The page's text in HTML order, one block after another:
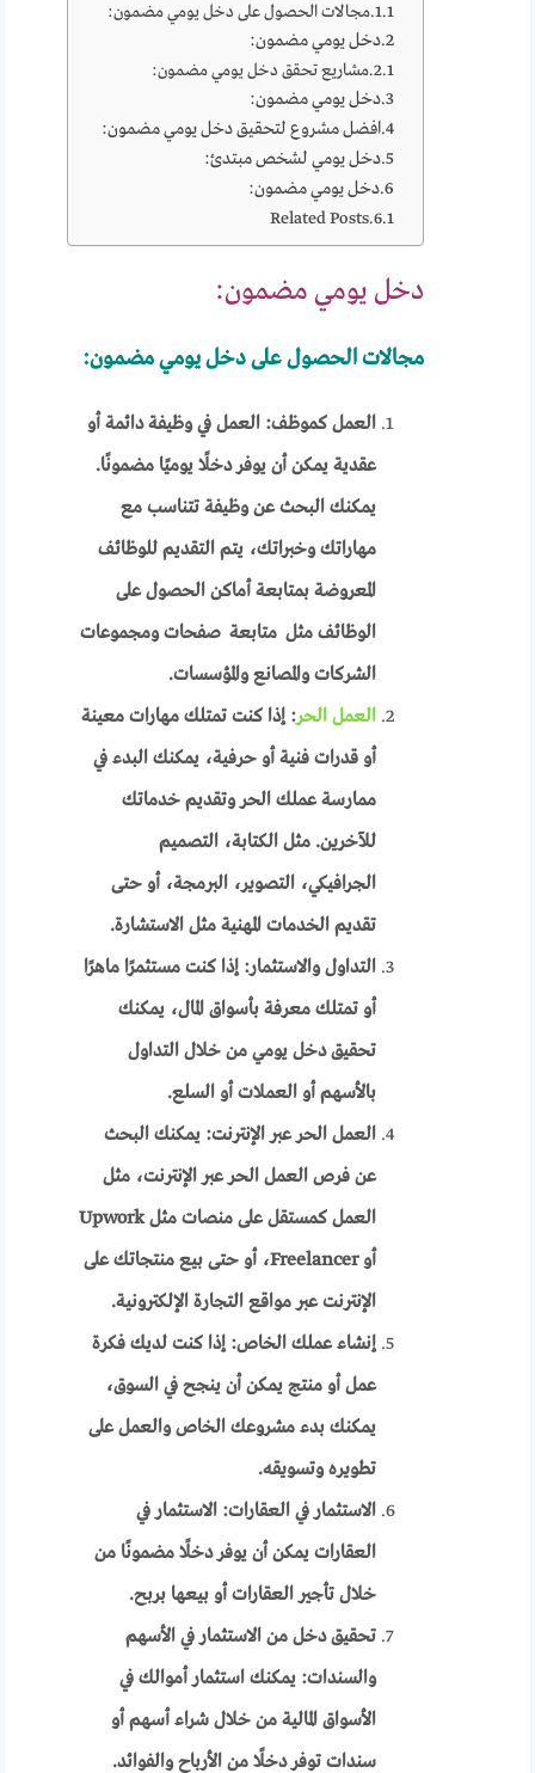
مجالات الحصول على دخل يومي مضمون:
دخل يومي مضمون:
مشاريع تحقق دخل يومي مضمون:
دخل يومي مضمون:
افضل مشروع لتحقيق دخل يومي مضمون:
دخل يومي لشخص مبتدئ:
دخل يومي مضمون:
Related Posts
دخل يومي مضمون:
مجالات الحصول على دخل يومي مضمون:
العمل كموظف: العمل في وظيفة دائمة أو
عقدية يمكن أن يوفر دخلًا يوميًا مضمونًا.
يمكنك البحث عن وظيفة تتناسب مع
مهاراتك وخبراتك، يتم التقديم للوظائف
المعروضة بمتابعة أماكن الحصول على
الوظائف مثل متابعة صفحات ومجموعات
الشركات والمصانع والمؤسسات.
العمل الحر: إذا كنت تمتلك مهارات معينة
أو قدرات فنية أو حرفية، يمكنك البدء في
ممارسة عملك الحر وتقديم خدماتك
للآخرين. مثل الكتابة، التصميم
الجرافيكي، التصوير، البرمجة، أو حتى
تقديم الخدمات المهنية مثل الاستشارة.
التداول والاستثمار: إذا كنت مستثمرًا ماهرًا
أو تمتلك معرفة بأسواق المال، يمكنك
تحقيق دخل يومي من خلال التداول
بالأسهم أو العملات أو السلع.
العمل الحر عبر الإنترنت: يمكنك البحث
عن فرص العمل الحر عبر الإنترنت، مثل
العمل كمستقل على منصات مثل Upwork
أو Freelancer، أو حتى بيع منتجاتك على
الإنترنت عبر مواقع التجارة الإلكترونية.
إنشاء عملك الخاص: إذا كنت لديك فكرة
عمل أو منتج يمكن أن ينجح في السوق،
يمكنك بدء مشروعك الخاص والعمل على
تطويره وتسويقه.
الاستثمار في العقارات: الاستثمار في
العقارات يمكن أن يوفر دخلًا مضمونًا من
خلال تأجير العقارات أو بيعها بربح.
تحقيق دخل من الاستثمار في الأسهم
والسندات: يمكنك استثمار أموالك في
الأسواق المالية من خلال شراء أسهم أو
سندات توفر دخلًا من الأرباح والفوائد.